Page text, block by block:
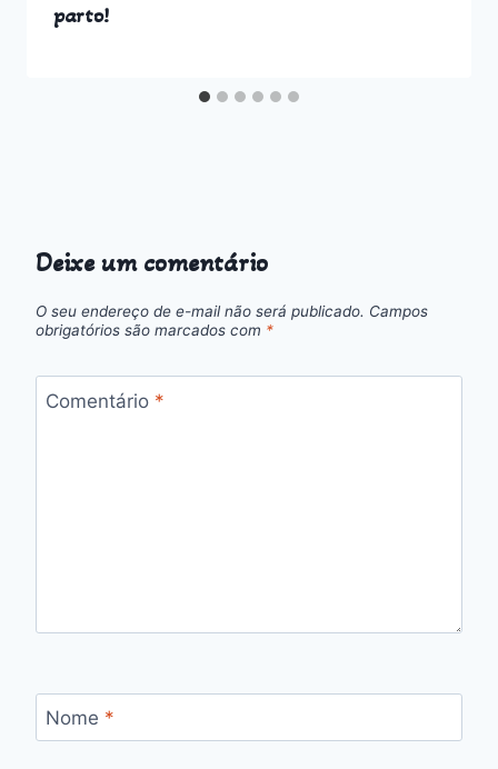
parto!
Deixe um comentário
O seu endereço de e-mail não será publicado. Campos
obrigatórios são marcados com *
Comentário *
Nome *